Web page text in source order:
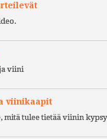
viini
viinikaapit
mitä tulee tietää viinin